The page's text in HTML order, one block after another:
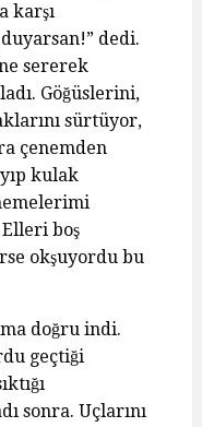
karşı
dedi.
sererek
Göğüslerini,
sürtüyor,
çenemden
kulak
boş
okşuyordu bu
doğru indi.
geçtiği
sonra. Uçlarını